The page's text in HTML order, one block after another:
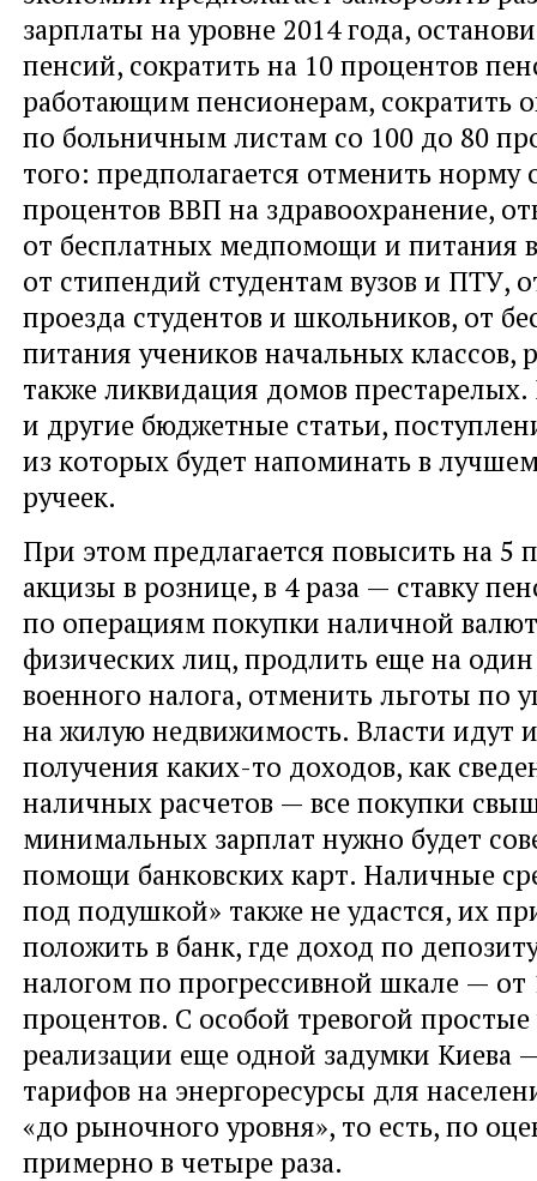
зарплаты на уровне 2014 года,
пенсий, сократить на 10 процентов
работающим пенсионерам, сократить
по больничным листам со 100 до 80
того: предполагается отменить норму
процентов ВВП на здравоохранение,
от бесплатных медпомощи и питания
от стипендий студентам вузов и ПТУ,
проезда студентов и школьников, от
питания учеников начальных классов,
также ликвидация домов престарелых.
и другие бюджетные статьи,
из которых будет напоминать в
ручеек.
При этом предлагается повысить на 5
акцизы в рознице, в 4 раза — ставку
по операциям покупки наличной
физических лиц, продлить еще на
военного налога, отменить льготы по
на жилую недвижимость. Власти идут
получения каких-то доходов, как
наличных расчетов — все покупки
минимальных зарплат нужно будет
помощи банковских карт. Наличные
под подушкой» также не удастся, их
положить в банк, где доход по
налогом по прогрессивной шкале — от
процентов. С особой тревогой
реализации еще одной задумки Киева
тарифов на энергоресурсы для
«до рыночного уровня», то есть, по
примерно в четыре раза.